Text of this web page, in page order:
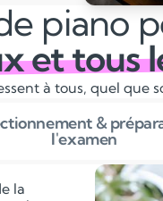
piano
et tous
à tous, quel que
&
l'examen
la